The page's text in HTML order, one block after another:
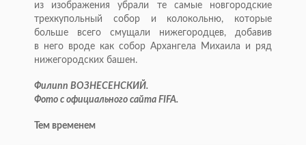
из изображения убрали те самые новгородские
трехкупольный собор и колокольню, которые
больше всего смущали нижегородцев, добавив
в него вроде как собор Архангела Михаила и ряд
нижегородских башен.
Филипп ВОЗНЕСЕНСКИЙ.
Фото с официального сайта FIFA.
Тем временем